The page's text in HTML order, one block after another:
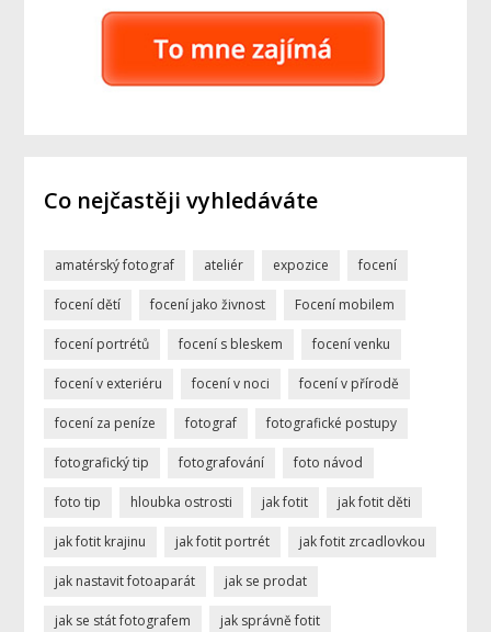
Co nejčastěji vyhledáváte
amatérský fotograf ateliér expozice focení
focení dětí focení jako živnost Focení mobilem
focení portrétů focení s bleskem focení venku
focení v exteriéru focení v noci focení v přírodě
focení za peníze fotograf fotografické postupy
fotografický tip fotografování foto návod
foto tip hloubka ostrosti jak fotit jak fotit děti
jak fotit krajinu jak fotit portrét jak fotit zrcadlovkou
jak nastavit fotoaparát jak se prodat
jak se stát fotografem jak správně fotit